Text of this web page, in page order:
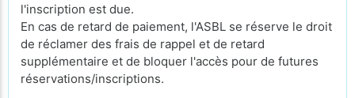
l'inscription est due.
En cas de retard de paiement, l'ASBL se réserve le droit
de réclamer des frais de rappel et de retard
supplémentaire et de bloquer l'accès pour de futures
réservations/inscriptions.